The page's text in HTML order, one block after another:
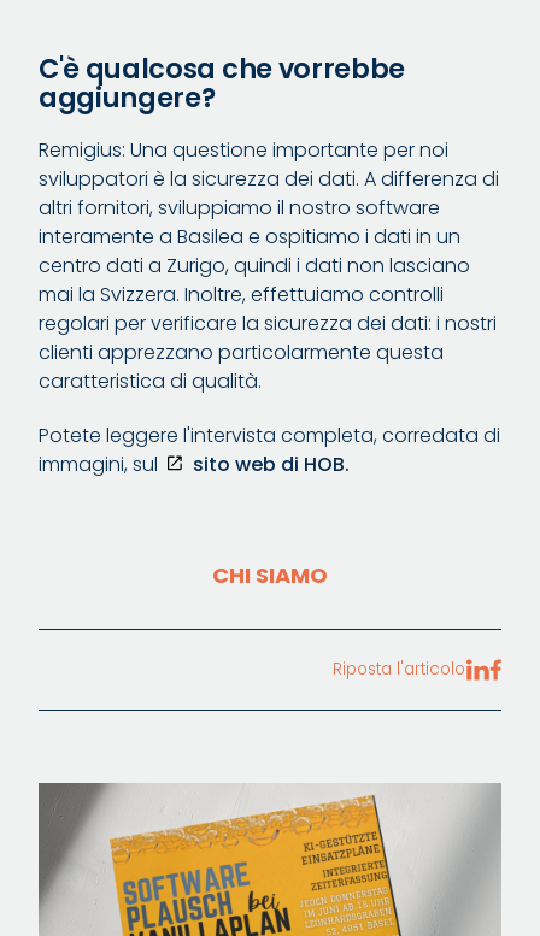
C'è qualcosa che vorrebbe
aggiungere?
Remigius: Una questione importante per noi
sviluppatori è la sicurezza dei dati. A differenza di
altri fornitori, sviluppiamo il nostro software
interamente a Basilea e ospitiamo i dati in un
centro dati a Zurigo, quindi i dati non lasciano
mai la Svizzera. Inoltre, effettuiamo controlli
regolari per verificare la sicurezza dei dati: i nostri
clienti apprezzano particolarmente questa
caratteristica di qualità.
Potete leggere l'intervista completa, corredata di
immagini, sul
sito web di HOB.
CHI SIAMO
Riposta l'articolo